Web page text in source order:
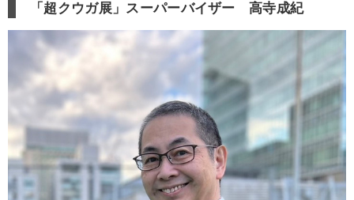
「超クウガ展」スーパーバイザー 高寺成紀